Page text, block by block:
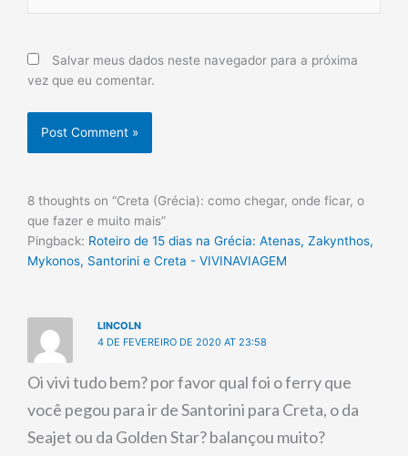
Salvar meus dados neste navegador para a próxima
vez que eu comentar.
8 thoughts on “Creta (Grécia): como chegar, onde ficar, o
que fazer e muito mais”
Pingback: Roteiro de 15 dias na Grécia: Atenas, Zakynthos,
Mykonos, Santorini e Creta - VIVINAVIAGEM
LINCOLN
4 DE FEVEREIRO DE 2020 AT 23:58
Oi vivi tudo bem? por favor qual foi o ferry que
você pegou para ir de Santorini para Creta, o da
Seajet ou da Golden Star? balançou muito?